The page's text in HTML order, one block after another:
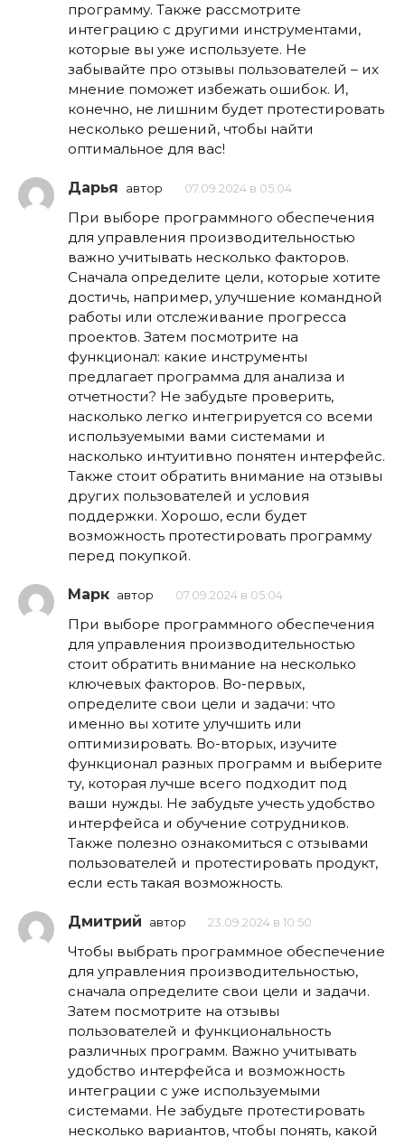
программу. Также рассмотрите
интеграцию с другими инструментами,
которые вы уже используете. Не
забывайте про отзывы пользователей – их
мнение поможет избежать ошибок. И,
конечно, не лишним будет протестировать
несколько решений, чтобы найти
оптимальное для вас!
Дарья автор 07.09.2024 в 05:04
При выборе программного обеспечения
для управления производительностью
важно учитывать несколько факторов.
Сначала определите цели, которые хотите
достичь, например, улучшение командной
работы или отслеживание прогресса
проектов. Затем посмотрите на
функционал: какие инструменты
предлагает программа для анализа и
отчетности? Не забудьте проверить,
насколько легко интегрируется со всеми
используемыми вами системами и
насколько интуитивно понятен интерфейс.
Также стоит обратить внимание на отзывы
других пользователей и условия
поддержки. Хорошо, если будет
возможность протестировать программу
перед покупкой.
Марк автор 07.09.2024 в 05:04
При выборе программного обеспечения
для управления производительностью
стоит обратить внимание на несколько
ключевых факторов. Во-первых,
определите свои цели и задачи: что
именно вы хотите улучшить или
оптимизировать. Во-вторых, изучите
функционал разных программ и выберите
ту, которая лучше всего подходит под
ваши нужды. Не забудьте учесть удобство
интерфейса и обучение сотрудников.
Также полезно ознакомиться с отзывами
пользователей и протестировать продукт,
если есть такая возможность.
Дмитрий автор 23.09.2024 в 10:50
Чтобы выбрать программное обеспечение
для управления производительностью,
сначала определите свои цели и задачи.
Затем посмотрите на отзывы
пользователей и функциональность
различных программ. Важно учитывать
удобство интерфейса и возможность
интеграции с уже используемыми
системами. Не забудьте протестировать
несколько вариантов, чтобы понять, какой